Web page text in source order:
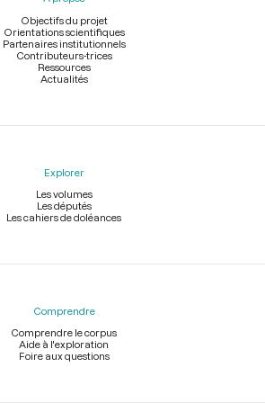
Objectifs du projet
Orientations scientifiques
Partenaires institutionnels
Contributeurs-trices
Ressources
Actualités
Explorer
Les volumes
Les députés
Les cahiers de doléances
Comprendre
Comprendre le corpus
Aide à l'exploration
Foire aux questions